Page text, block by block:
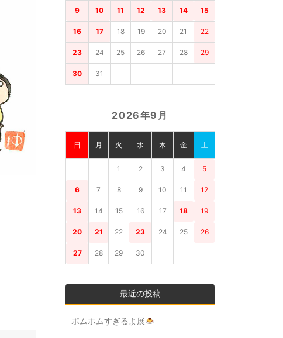
9 10 11 12 13 14 15
16 17 18 19 20 21 22
23 24 25 26 27 28 29
30 31
2026年9月
日 月 火 水 木 金 土
1 2 3 4 5
6 7 8 9 10 11 12
13 14 15 16 17 18 19
20 21 22 23 24 25 26
27 28 29 30
最近の投稿
ポムポムすぎるよ展